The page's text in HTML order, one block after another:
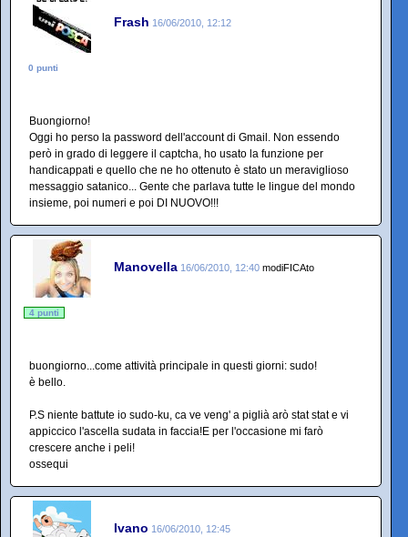
Frash 16/06/2010, 12:12
0 punti
Buongiorno!
Oggi ho perso la password dell'account di Gmail. Non essendo
però in grado di leggere il captcha, ho usato la funzione per
handicappati e quello che ne ho ottenuto è stato un meraviglioso
messaggio satanico... Gente che parlava tutte le lingue del mondo
insieme, poi numeri e poi DI NUOVO!!!
Manovella 16/06/2010, 12:40 modiFICAto
4 punti
buongiorno...come attività principale in questi giorni: sudo!
è bello.
P.S niente battute io sudo-ku, ca ve veng' a piglià arò stat stat e vi
appiccico l'ascella sudata in faccia!E per l'occasione mi farò
crescere anche i peli!
ossequi
Ivano 16/06/2010, 12:45